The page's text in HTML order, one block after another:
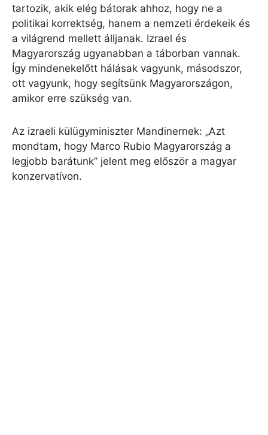
tartozik, akik elég bátorak ahhoz, hogy ne a
politikai korrektség, hanem a nemzeti érdekeik és
a világrend mellett álljanak. Izrael és
Magyarország ugyanabban a táborban vannak.
Így mindenekelőtt hálásak vagyunk, másodszor,
ott vagyunk, hogy segítsünk Magyarországon,
amikor erre szükség van.
Az izraeli külügyminiszter Mandinernek: „Azt
mondtam, hogy Marco Rubio Magyarország a
legjobb barátunk” jelent meg először a magyar
konzervatívon.